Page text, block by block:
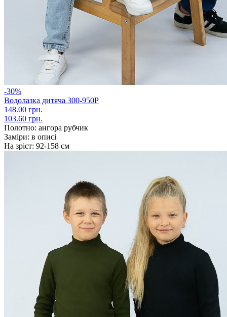
-30%
Водолазка дитяча 300-950Р
148.00 грн.
103.60 грн.
Полотно: ангора рубчик
Заміри: в описі
На зріст: 92-158 см